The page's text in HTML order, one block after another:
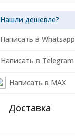
Написать в Whatsapp
Написать в Telegram
Написать в MAX